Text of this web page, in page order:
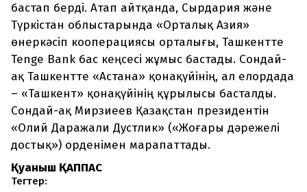
бастап берді. Атап айтқанда, Сырдария және
Түркістан облыстарында «Орталық Азия»
өнеркәсіп кооперациясы орталығы, Ташкентте
Tenge Bank бас кеңсесі жұмыс бастады. Сондай-
ақ Ташкентте «Астана» қонақүйінің, ал елордада
– «Ташкент» қонақүйінің құрылысы басталды.
Сондай-ақ Мирзиеев Қазақстан президентін
«Олий Даражали Дустлик» («Жоғары дәрежелі
достық») орденімен марапаттады.
Қуаныш ҚАППАС
Тегтер: